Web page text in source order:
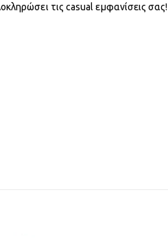
τις casual εμφανίσεις σας!